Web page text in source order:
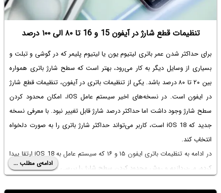
تنظیمات قطع شارژ در آیفون 15 و 16 تا ۸۰ الی ۱۰۰ درصد
برای حداکثر شدن عمر باتری لیتیوم یون یا لیتیوم پلیمر که در گوشی و تبلت و
بسیاری از وسایل دیگر به کار می‌رود، بهتر است که سطح شارژ باتری همواره
بین ۲۰ تا ۸۰ درصد باشد. یکی از تنظیمات باتری در آیفون،
تنظیمات قطع شارژ
در ایفون
است. در نسخه‌های اخیر سیستم عامل iOS، امکان محدود کردن
سطح شارژ وجود داشت اما حداکثر درصد شارژ قابل تغییر نبود. با معرفی نسخه
جدید که iOS 18 است، کاربر می‌تواند حداکثر شارژ باتری را به صورت دلخواه
انتخاب کند.
در ادامه به تنظیمات باتری ایفون ۱۵ و ۱۶ که سیستم عامل به iOS 18 ارتقا پیدا
کرده، می‌پردازیم و روش محدود کردن سطح شارژ را بررسی می‌کنیم.ادامه‌ی مطلب ...